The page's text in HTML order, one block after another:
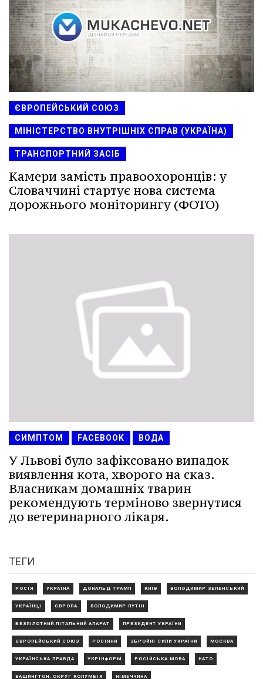
ЄВРОПЕЙСЬКИЙ СОЮЗ
МІНІСТЕРСТВО ВНУТРІШНІХ СПРАВ (УКРАЇНА)
ТРАНСПОРТНИЙ ЗАСІБ
Камери замість правоохоронців: у
Словаччині стартує нова система
дорожнього моніторингу (ФОТО)
СИМПТОМ FACEBOOK ВОДА
У Львові було зафіксовано випадок
виявлення кота, хворого на сказ.
Власникам домашніх тварин
рекомендують терміново звернутися
до ветеринарного лікаря.
ТЕГИ
РОСІЯ УКРАЇНА ДОНАЛЬД ТРАМП КИЇВ ВОЛОДИМИР ЗЕЛЕНСЬКИЙ
УКРАЇНЦІ ЄВРОПА ВОЛОДИМИР ПУТІН
БЕЗПІЛОТНИЙ ЛІТАЛЬНИЙ АПАРАТ ПРЕЗИДЕНТ УКРАЇНИ
ЄВРОПЕЙСЬКИЙ СОЮЗ РОСІЯНИ ЗБРОЙНІ СИЛИ УКРАЇНИ МОСКВА
УКРАЇНСЬКА ПРАВДА УКРІНФОРМ РОСІЙСЬКА МОВА НАТО
ВАШИНГТОН, ОКРУГ КОЛУМБІЯ НІМЕЧЧИНА